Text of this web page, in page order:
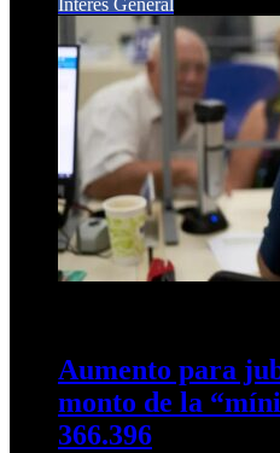
Interés General
Aumento para
monto de la
366.396